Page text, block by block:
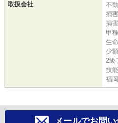
取扱会社
不
損
損
甲
生
少
2級
技
福